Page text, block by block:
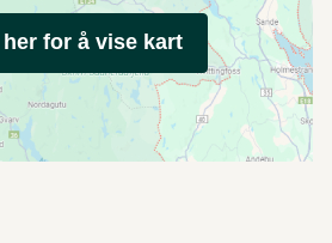
for å vise kart